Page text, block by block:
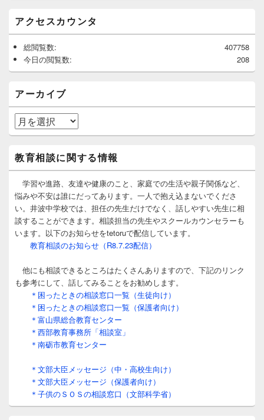
アクセスカウンタ
407758
総閲覧数:
208
今日の閲覧数:
アーカイブ
ア
ー
イ
ブ
教育相談に関する情報
学習や進路、友達や健康のこと、家庭での生活や親子関係など、
悩みや不安は誰にだってあります。一人で抱え込まないでくださ
い。井波中学校では、担任の先生だけでなく、話しやすい先生に相
談することができます。相談担当の先生やスクールカウンセラーも
います。以下のお知らせをtetoruで配信しています。
教育相談のお知らせ（R8.7.23配信）
他にも相談できるところはたくさんありますので、下記のリンク
も参考にして、話してみることをお勧めします。
＊困ったときの相談窓口一覧（生徒向け）
＊困ったときの相談窓口一覧（保護者向け）
＊富山県総合教育センター
＊西部教育事務所「相談室」
＊南砺市教育センター
＊文部大臣メッセージ（中・高校生向け）
＊文部大臣メッセージ（保護者向け）
＊子供のＳＯＳの相談窓口（文部科学省）